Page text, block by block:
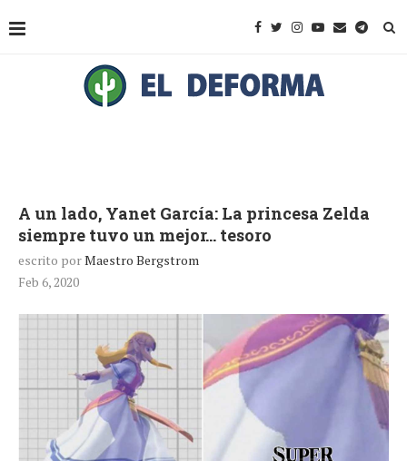
A un lado, Yanet García: La princesa Zelda
siempre tuvo un mejor… tesoro
escrito porMaestro Bergstrom
Feb 6, 2020